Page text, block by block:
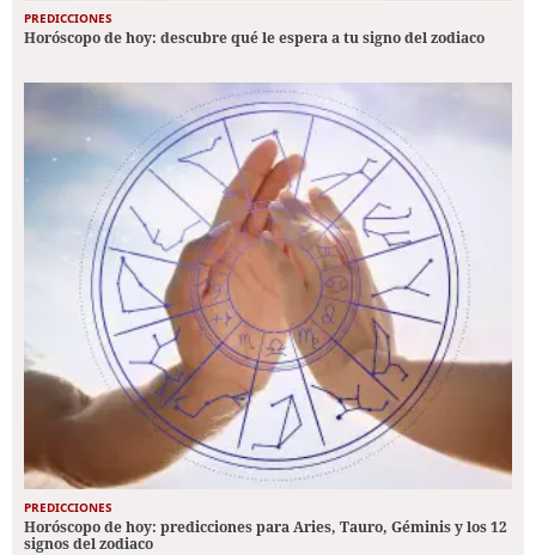
PREDICCIONES
Horóscopo de hoy: descubre qué le espera a tu signo del zodiaco
PREDICCIONES
Horóscopo de hoy: predicciones para Aries, Tauro, Géminis y los 12
signos del zodiaco